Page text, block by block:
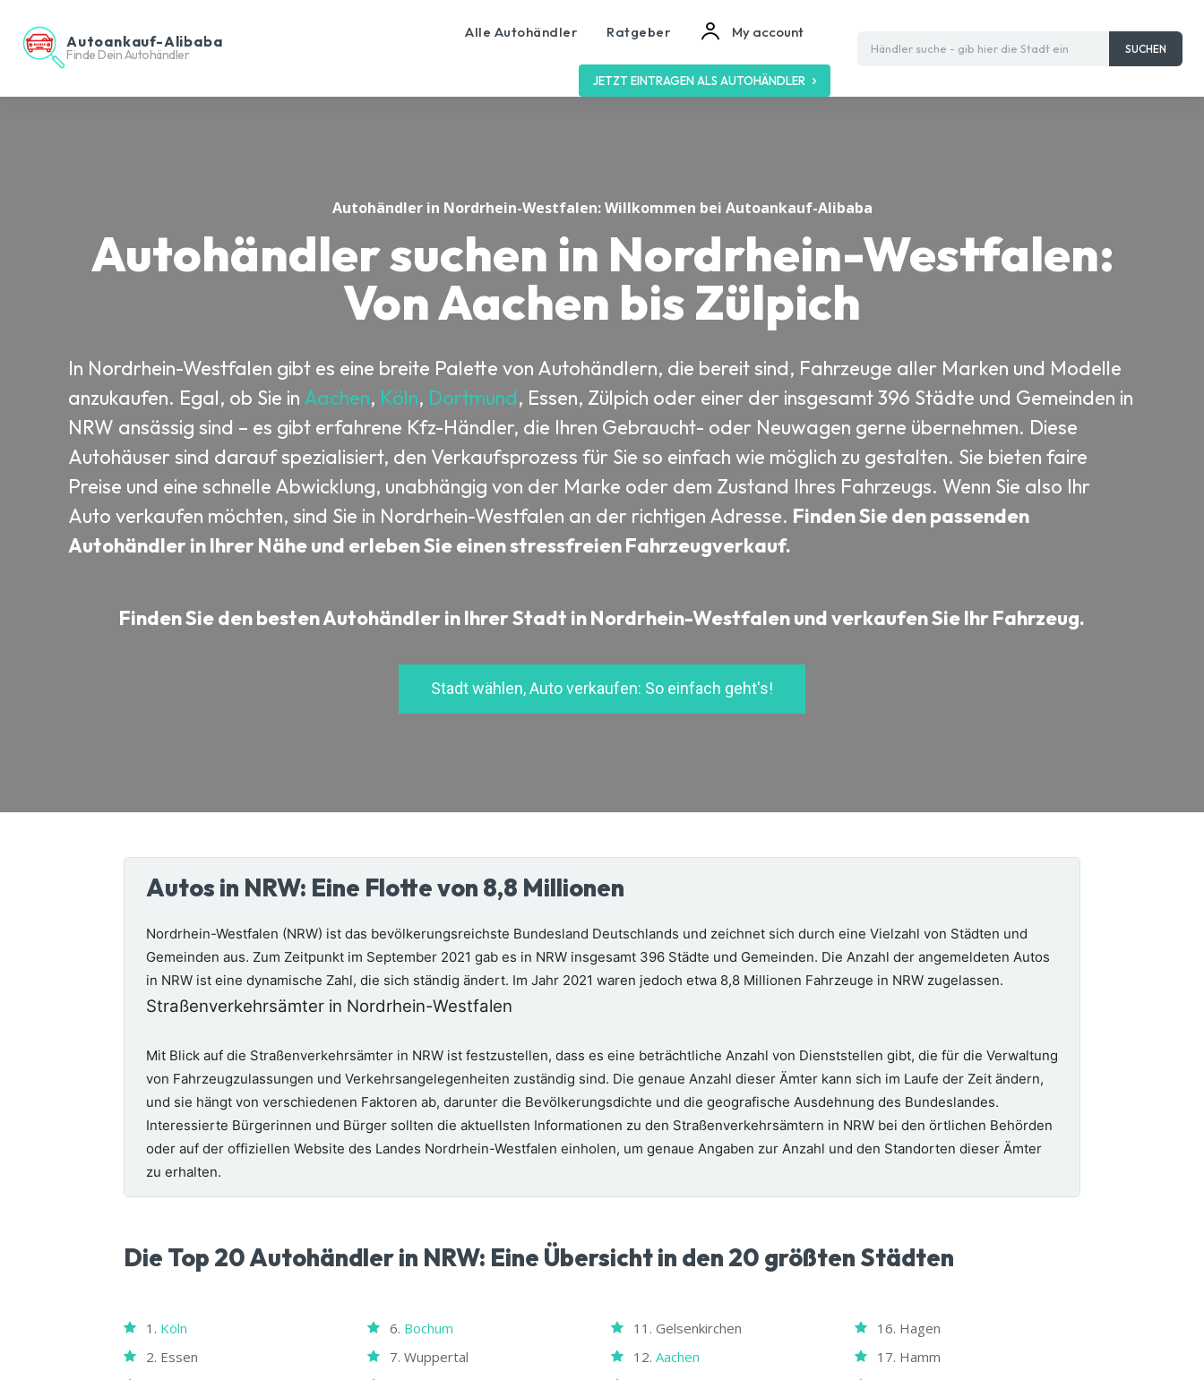
Autoankauf-Alibaba
Finde Dein Autohändler
Alle Autohändler Ratgeber My account
JETZT EINTRAGEN ALS AUTOHÄNDLER
Händler suche - gib hier die Stadt ein SUCHEN
Autohändler in Nordrhein-Westfalen: Willkommen bei Autoankauf-Alibaba
Autohändler suchen in Nordrhein-Westfalen:
Von Aachen bis Zülpich
In Nordrhein-Westfalen gibt es eine breite Palette von Autohändlern, die bereit sind, Fahrzeuge aller Marken und Modelle
anzukaufen. Egal, ob Sie in Aachen, Köln, Dortmund, Essen, Zülpich oder einer der insgesamt 396 Städte und Gemeinden in
NRW ansässig sind – es gibt erfahrene Kfz-Händler, die Ihren Gebraucht- oder Neuwagen gerne übernehmen. Diese
Autohäuser sind darauf spezialisiert, den Verkaufsprozess für Sie so einfach wie möglich zu gestalten. Sie bieten faire
Preise und eine schnelle Abwicklung, unabhängig von der Marke oder dem Zustand Ihres Fahrzeugs. Wenn Sie also Ihr
Auto verkaufen möchten, sind Sie in Nordrhein-Westfalen an der richtigen Adresse. Finden Sie den passenden
Autohändler in Ihrer Nähe und erleben Sie einen stressfreien Fahrzeugverkauf.
Finden Sie den besten Autohändler in Ihrer Stadt in Nordrhein-Westfalen und verkaufen Sie Ihr Fahrzeug.
Stadt wählen, Auto verkaufen: So einfach geht's!
Autos in NRW: Eine Flotte von 8,8 Millionen
Nordrhein-Westfalen (NRW) ist das bevölkerungsreichste Bundesland Deutschlands und zeichnet sich durch eine Vielzahl von Städten und
Gemeinden aus. Zum Zeitpunkt im September 2021 gab es in NRW insgesamt 396 Städte und Gemeinden. Die Anzahl der angemeldeten Autos
in NRW ist eine dynamische Zahl, die sich ständig ändert. Im Jahr 2021 waren jedoch etwa 8,8 Millionen Fahrzeuge in NRW zugelassen.
Straßenverkehrsämter in Nordrhein-Westfalen
Mit Blick auf die Straßenverkehrsämter in NRW ist festzustellen, dass es eine beträchtliche Anzahl von Dienststellen gibt, die für die Verwaltung
von Fahrzeugzulassungen und Verkehrsangelegenheiten zuständig sind. Die genaue Anzahl dieser Ämter kann sich im Laufe der Zeit ändern,
und sie hängt von verschiedenen Faktoren ab, darunter die Bevölkerungsdichte und die geografische Ausdehnung des Bundeslandes.
Interessierte Bürgerinnen und Bürger sollten die aktuellsten Informationen zu den Straßenverkehrsämtern in NRW bei den örtlichen Behörden
oder auf der offiziellen Website des Landes Nordrhein-Westfalen einholen, um genaue Angaben zur Anzahl und den Standorten dieser Ämter
zu erhalten.
Die Top 20 Autohändler in NRW: Eine Übersicht in den 20 größten Städten
1. Köln
2. Essen
6. Bochum
7. Wuppertal
11. Gelsenkirchen
12. Aachen
16. Hagen
17. Hamm